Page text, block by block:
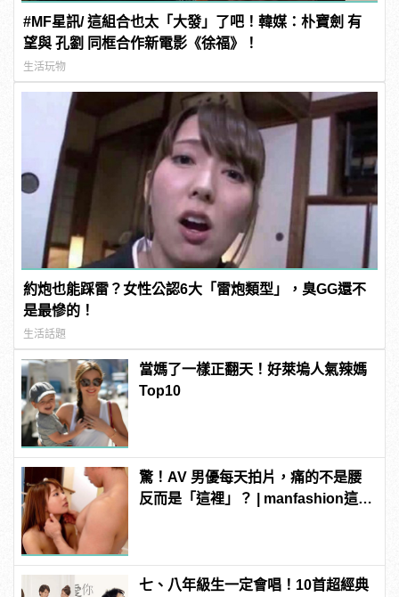
#MF星訊/ 這組合也太「大發」了吧！韓媒：朴寶劍 有
望與 孔劉 同框合作新電影《徐福》！
生活玩物
約炮也能踩雷？女性公認6大「雷炮類型」，臭GG還不
是最慘的！
生活話題
當媽了一樣正翻天！好萊塢人氣辣媽
Top10
驚！AV 男優每天拍片，痛的不是腰
反而是「這裡」？ | manfashion這樣
七、八年級生一定會唱！10首超經典